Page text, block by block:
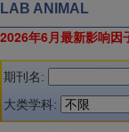
LAB ANIMAL
2026年6月最新影响因
期刊名:
大类学科: